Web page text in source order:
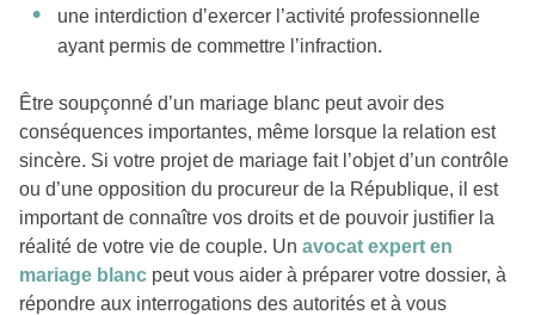
une interdiction d’exercer l’activité professionnelle
ayant permis de commettre l’infraction.
Être soupçonné d’un mariage blanc peut avoir des
conséquences importantes, même lorsque la relation est
sincère. Si votre projet de mariage fait l’objet d’un contrôle
ou d’une opposition du procureur de la République, il est
important de connaître vos droits et de pouvoir justifier la
réalité de votre vie de couple. Un avocat expert en
mariage blanc peut vous aider à préparer votre dossier, à
répondre aux interrogations des autorités et à vous